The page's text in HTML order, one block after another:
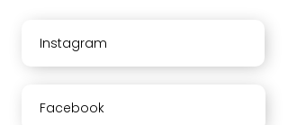
Instagram
Facebook